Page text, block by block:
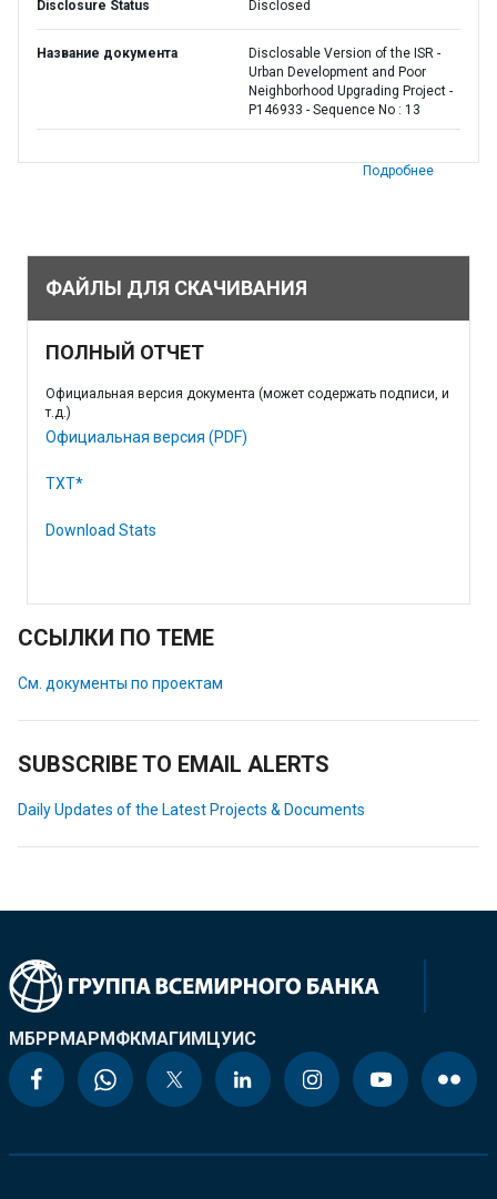
Disclosure Status Disclosed
Название документа
Disclosable Version of the ISR -
Urban Development and Poor
Neighborhood Upgrading Project -
P146933 - Sequence No : 13
Подробнее
ФАЙЛЫ ДЛЯ СКАЧИВАНИЯ
ПОЛНЫЙ ОТЧЕТ
Официальная версия документа (может содержать подписи, и
т.д.)
Официальная версия (PDF)
TXT*
Download Stats
ССЫЛКИ ПО ТЕМЕ
См. документы по проектам
SUBSCRIBE TO EMAIL ALERTS
Daily Updates of the Latest Projects & Documents
МБРРМАРМФКМАГИМЦУИС